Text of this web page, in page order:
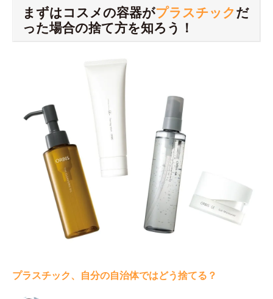
まずはコスメの容器がプラスチックだ
った場合の捨て方を知ろう！
プラスチック、自分の自治体ではどう捨てる？